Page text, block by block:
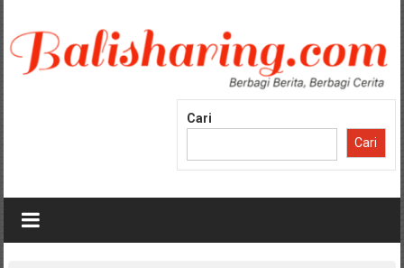
konten
Cari
Cari